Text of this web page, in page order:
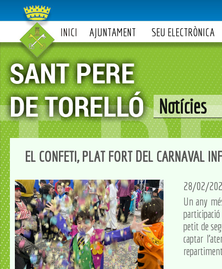
INICI AJUNTAMENT SEU ELECTRÒNICA
Notícies
EL CONFETI, PLAT FORT DEL CARNAVAL
28/02/
Un any
petit de
captar